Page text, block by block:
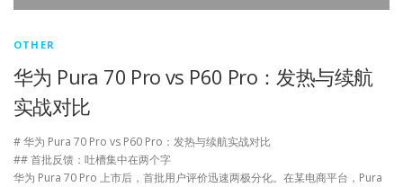
OTHER
华为 Pura 70 Pro vs P60 Pro：发热与续航
实战对比
# 华为 Pura 70 Pro vs P60 Pro：发热与续航实战对比
## 首批反馈：吐槽集中在两个字
华为 Pura 70 Pro 上市后，首批用户评价迅速两极分化。在某电商平台，Pura